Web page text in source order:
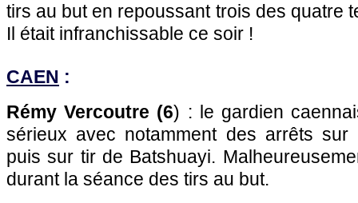
tirs au but en repoussant trois des quatre
Il était infranchissable ce soir !
CAEN :
Rémy Vercoutre (6) : le gardien
sérieux avec notamment des arrêts
puis sur tir de Batshuayi.
durant la séance des tirs au but.